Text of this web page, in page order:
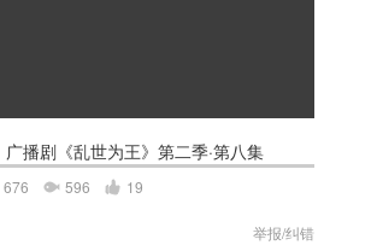
播剧《乱世为王》第二季·第八集
676 596 19
举报/纠错